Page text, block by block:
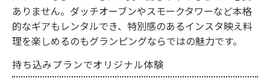
ありません。ダッチオーブンやスモークタワーなど本格
的なギアもレンタルでき、特別感のあるインスタ映え料
理を楽しめるのもグランピングならではの魅力です。
持ち込みプランでオリジナル体験